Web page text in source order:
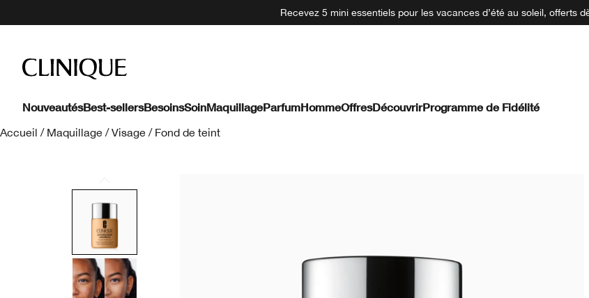
Recevez 5 mini essentiels pour les vacances d’été au soleil, offerts
NouveautésBest-sellersBesoinsSoinMaquillageParfumHommeOffresDécouvrirProgramme de Fidélité
Accueil / Maquillage / Visage / Fond de teint